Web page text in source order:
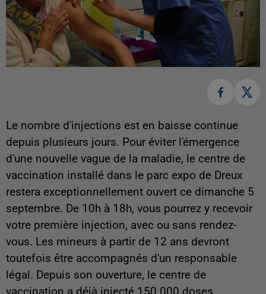
Le nombre d'injections est en baisse continue
depuis plusieurs jours. Pour éviter l'émergence
d'une nouvelle vague de la maladie, le centre de
vaccination installé dans le parc expo de Dreux
restera exceptionnellement ouvert ce dimanche 5
septembre. De 10h à 18h, vous pourrez y recevoir
votre première injection, avec ou sans rendez-
vous. Les mineurs à partir de 12 ans devront
toutefois être accompagnés d'un responsable
légal. Depuis son ouverture, le centre de